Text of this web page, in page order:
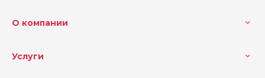
О компании
Услуги